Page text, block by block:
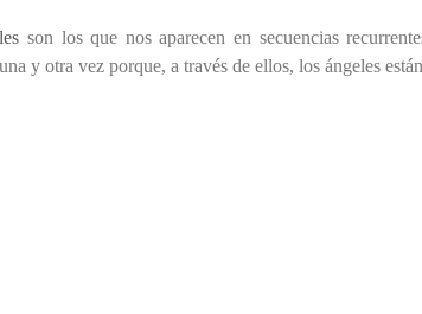
son los que nos aparecen en secuencias
y otra vez porque, a través de ellos, los ángeles